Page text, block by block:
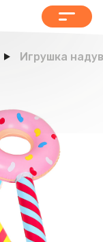
Игрушка